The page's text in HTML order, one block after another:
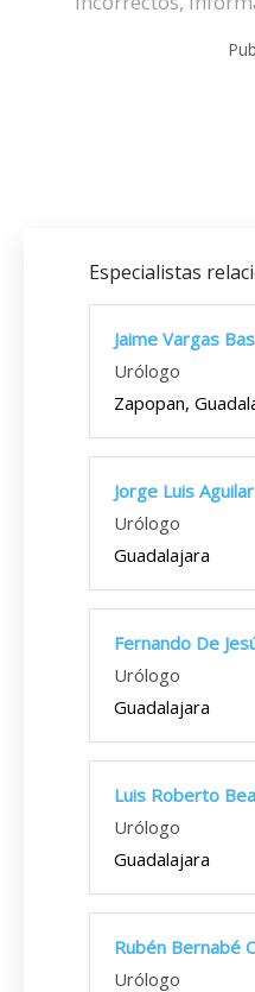
Especialistas
Jaime Vargas
Urólogo
Zapopan,
Jorge Luis
Urólogo
Guadalajara
Fernando De
Urólogo
Guadalajara
Luis Roberto
Urólogo
Guadalajara
Rubén Bernabé
Urólogo